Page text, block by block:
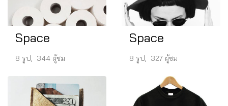
Space
8 รูป, 344 ผู้ชม
Space
8 รูป, 327 ผู้ชม